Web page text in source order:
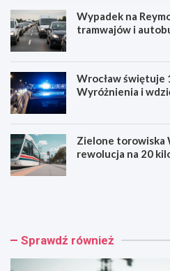
Wypadek na
tramwajów i
Wrocław świętuje
Wyróżnienia i
Zielone torowiska
rewolucja na 20
R
a
W
e Sprawdź również